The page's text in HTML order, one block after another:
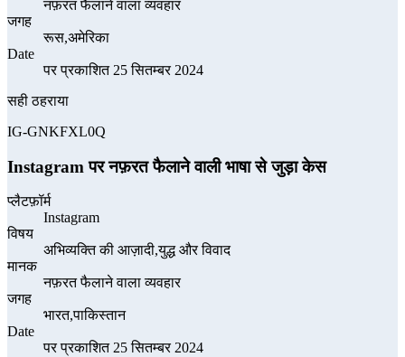
नफ़रत फैलाने वाला व्यवहार
जगह
रूस,अमेरिका
Date
पर प्रकाशित 25 सितम्बर 2024
सही ठहराया
IG-GNKFXL0Q
Instagram पर नफ़रत फैलाने वाली भाषा से जुड़ा केस
प्लैटफ़ॉर्म
Instagram
विषय
अभिव्यक्ति की आज़ादी,युद्ध और विवाद
मानक
नफ़रत फैलाने वाला व्यवहार
जगह
भारत,पाकिस्तान
Date
पर प्रकाशित 25 सितम्बर 2024